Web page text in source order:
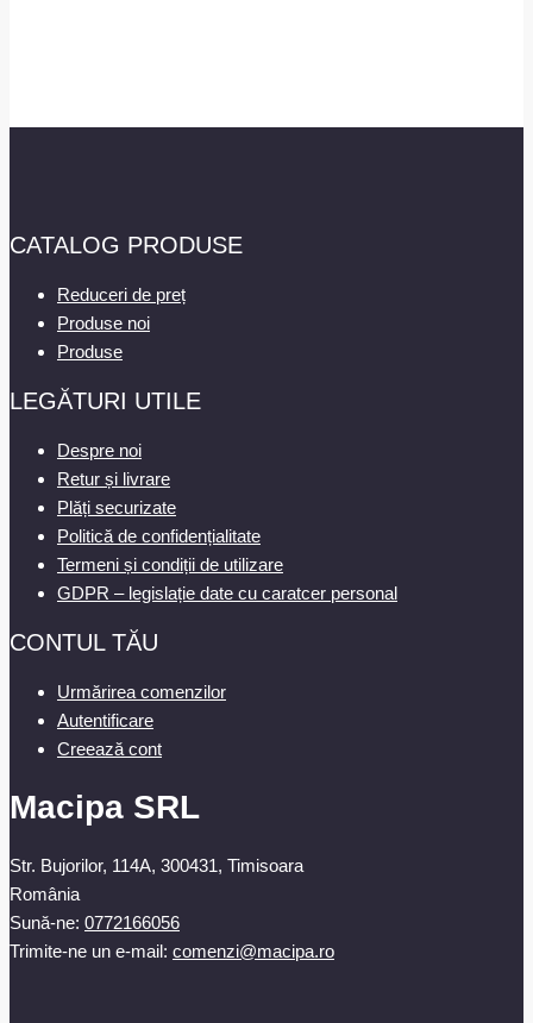
CATALOG PRODUSE
Reduceri de preț
Produse noi
Produse
LEGĂTURI UTILE
Despre noi
Retur și livrare
Plăți securizate
Politică de confidențialitate
Termeni și condiții de utilizare
GDPR – legislație date cu caratcer personal
CONTUL TĂU
Urmărirea comenzilor
Autentificare
Creează cont
Macipa SRL
Str. Bujorilor, 114A, 300431, Timisoara
România
Sună-ne: 0772166056
Trimite-ne un e-mail: comenzi@macipa.ro